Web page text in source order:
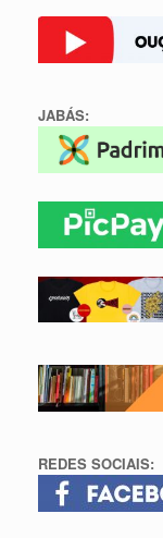
JABÁS:
REDES SOCIAIS: